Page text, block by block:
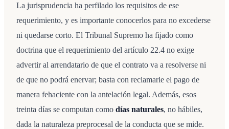
La jurisprudencia ha perfilado los requisitos de ese
requerimiento, y es importante conocerlos para no excederse
ni quedarse corto. El Tribunal Supremo ha fijado como
doctrina que el requerimiento del artículo 22.4 no exige
advertir al arrendatario de que el contrato va a resolverse ni
de que no podrá enervar; basta con reclamarle el pago de
manera fehaciente con la antelación legal. Además, esos
treinta días se computan como días naturales, no hábiles,
dada la naturaleza preprocesal de la conducta que se mide.